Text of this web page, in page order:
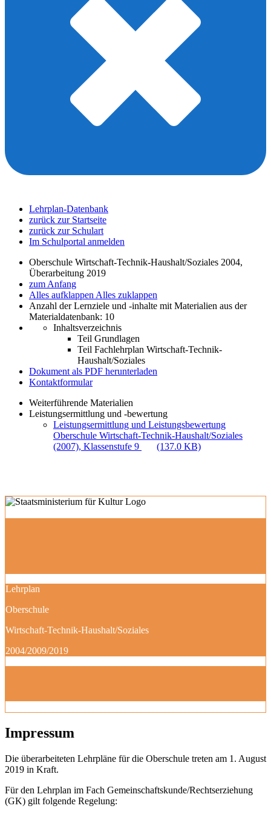
Lehrplan-Datenbank
zurück zur Startseite
zurück zur Schulart
Im Schulportal anmelden
Oberschule Wirtschaft-Technik-Haushalt/Soziales 2004,
Überarbeitung 2019
zum Anfang
Alles aufklappen Alles zuklappen
Anzahl der Lernziele und -inhalte mit Materialien aus der
Materialdatenbank: 10
Inhaltsverzeichnis
Teil Grundlagen
Teil Fachlehrplan Wirtschaft-Technik-
Haushalt/Soziales
Dokument als PDF herunterladen
Kontaktformular
Weiterführende Materialien
Leistungsermittlung und -bewertung
Leistungsermittlung und Leistungsbewertung
Oberschule Wirtschaft-Technik-Haushalt/Soziales
(2007), Klassenstufe 9
(137.0 KB)
Lehrplan
Oberschule
Wirtschaft-Technik-Haushalt/Soziales
2004/2009/2019
Impressum
Die überarbeiteten Lehrpläne für die Oberschule treten am 1. August
2019 in Kraft.
Für den Lehrplan im Fach Gemeinschaftskunde/Rechtserziehung
(GK) gilt folgende Regelung: